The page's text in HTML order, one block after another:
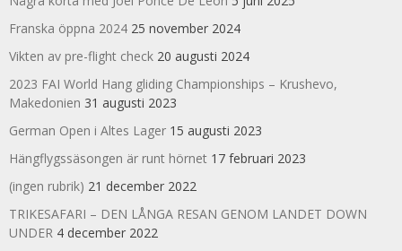
Franska öppna 2024 25 november 2024
Vikten av pre-flight check 20 augusti 2024
2023 FAI World Hang gliding Championships – Krushevo,
Makedonien 31 augusti 2023
German Open i Altes Lager 15 augusti 2023
Hängflygssäsongen är runt hörnet 17 februari 2023
(ingen rubrik) 21 december 2022
TRIKESAFARI – DEN LÅNGA RESAN GENOM LANDET DOWN
UNDER 4 december 2022